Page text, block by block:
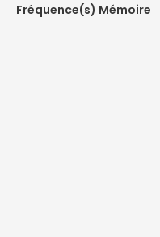
Fréquence(s) Mémoire